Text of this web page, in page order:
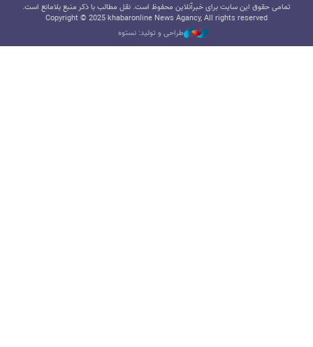
تمامی حقوق این سایت برای خبرآنلاین محفوظ است. نقل مطالب با ذکر منبع بلامانع است.
Copyright © 2025 khabaronline News Agancy, All rights reserved
طراحی و تولید: نستوه